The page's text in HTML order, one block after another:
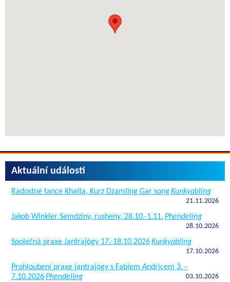
Aktuální události
Radostné tance Khaita, Kurz Dzamling Gar songKunkyabling
21.11.2026
Jakob Winkler Semdziny, rusheny, 28.10.-1.11. Phendeling
28.10.2026
Společná praxe Jantrajógy 17.-18.10.2026Kunkyabling
17.10.2026
Prohloubení praxe jantrajógy s Fabiem Andricem 3. -
7.10.2026Phendeling 03.10.2026